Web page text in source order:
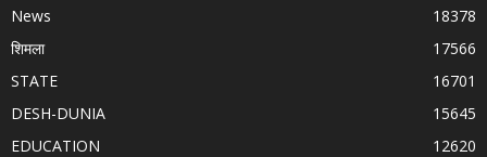
News
18378
शिमला
17566
STATE
16701
DESH-DUNIA
15645
EDUCATION
12620